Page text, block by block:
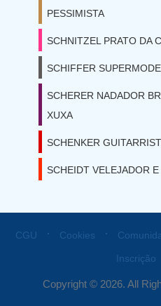
PESSIMISTA
SCHNITZEL PRATO DA
SCHIFFER
SCHERER NADADOR
XUXA
SCHENKER
SCHEIDT VELEJADOR
CGU ⋅ Cookies ⋅
Inscrição
Copyright © 2026. All